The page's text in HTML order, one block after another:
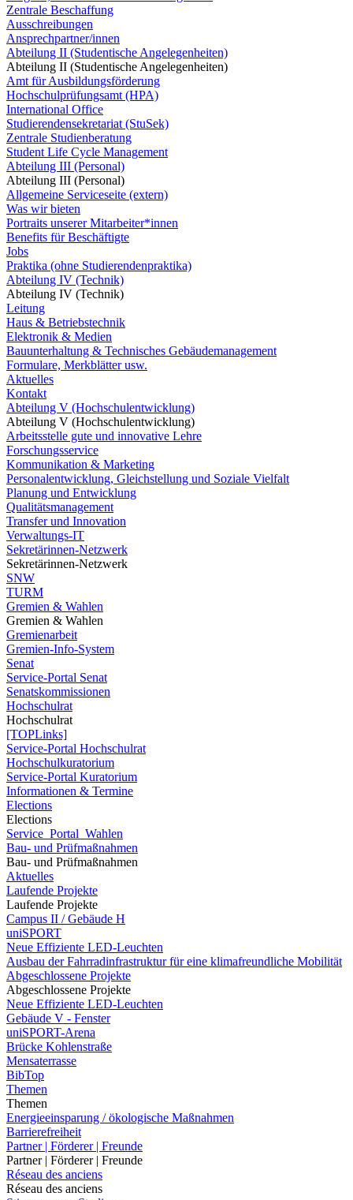
Zentrale Beschaffung
Ausschreibungen
Ansprechpartner/innen
Abteilung II (Studentische Angelegenheiten)
Abteilung II (Studentische Angelegenheiten)
Amt für Ausbildungsförderung
Hochschulprüfungsamt (HPA)
International Office
Studierendensekretariat (StuSek)
Zentrale Studienberatung
Student Life Cycle Management
Abteilung III (Personal)
Abteilung III (Personal)
Allgemeine Serviceseite (extern)
Was wir bieten
Portraits unserer Mitarbeiter*innen
Benefits für Beschäftigte
Jobs
Praktika (ohne Studierendenpraktika)
Abteilung IV (Technik)
Abteilung IV (Technik)
Leitung
Haus & Betriebstechnik
Elektronik & Medien
Bauunterhaltung & Technisches Gebäudemanagement
Formulare, Merkblätter usw.
Aktuelles
Kontakt
Abteilung V (Hochschulentwicklung)
Abteilung V (Hochschulentwicklung)
Arbeitsstelle gute und innovative Lehre
Forschungsservice
Kommunikation & Marketing
Personalentwicklung, Gleichstellung und Soziale Vielfalt
Planung und Entwicklung
Qualitätsmanagement
Transfer und Innovation
Verwaltungs-IT
Sekretärinnen-Netzwerk
Sekretärinnen-Netzwerk
SNW
TURM
Gremien & Wahlen
Gremien & Wahlen
Gremienarbeit
Gremien-Info-System
Senat
Service-Portal Senat
Senatskommissionen
Hochschulrat
Hochschulrat
[TOPLinks]
Service-Portal Hochschulrat
Hochschulkuratorium
Service-Portal Kuratorium
Informationen & Termine
Elections
Elections
Service_Portal_Wahlen
Bau- und Prüfmaßnahmen
Bau- und Prüfmaßnahmen
Aktuelles
Laufende Projekte
Laufende Projekte
Campus II / Gebäude H
uniSPORT
Neue Effiziente LED-Leuchten
Ausbau der Fahrradinfrastruktur für eine klimafreundliche Mobilität
Abgeschlossene Projekte
Abgeschlossene Projekte
Neue Effiziente LED-Leuchten
Gebäude V - Fenster
uniSPORT-Arena
Brücke Kohlenstraße
Mensaterrasse
BibTop
Themen
Themen
Energieeinsparung / ökologische Maßnahmen
Barrierefreiheit
Partner | Förderer | Freunde
Partner | Förderer | Freunde
Réseau des anciens
Réseau des anciens